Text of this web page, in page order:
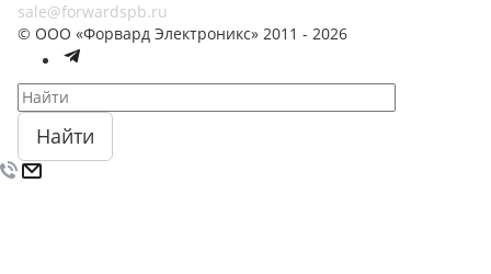
sale@forwardspb.ru
© ООО «Форвард Электроникс» 2011 - 2026
Найти